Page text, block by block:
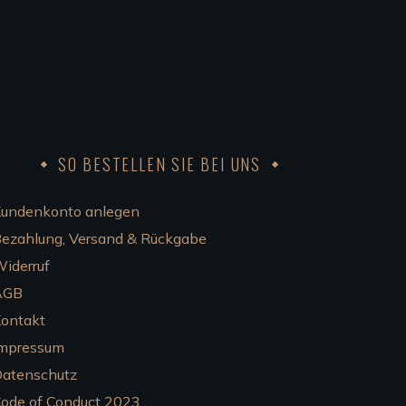
SO BESTELLEN SIE BEI UNS
anlegen
Versand & Rückgabe
of Conduct 2023